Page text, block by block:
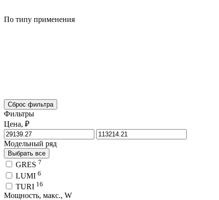
По типу применения
Сброс фильтра
Фильтры
Цена, ₽
Модельный ряд
Выбрать все
GRES 7
LUMI 6
TURI 16
Мощность, макс., W